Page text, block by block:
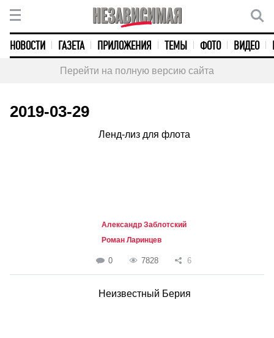
НОВОСТИ ГАЗЕТА ПРИЛОЖЕНИЯ ТЕМЫ ФОТО ВИДЕО
Перейти на полную версию сайта
2019-03-29
Ленд-лиз для флота
Александр Заблотский
Роман Ларинцев
0 7828 6
Неизвестный Берия